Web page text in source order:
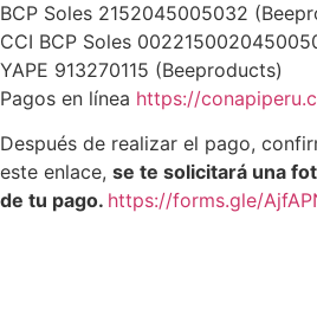
BCP Soles 2152045005032
CCI BCP Soles
YAPE 913270115 (Beeproducts)
Pagos en línea https://
Después de realizar el pago,
este enlace, se te solicitará una
de tu pago. https://forms.gle/